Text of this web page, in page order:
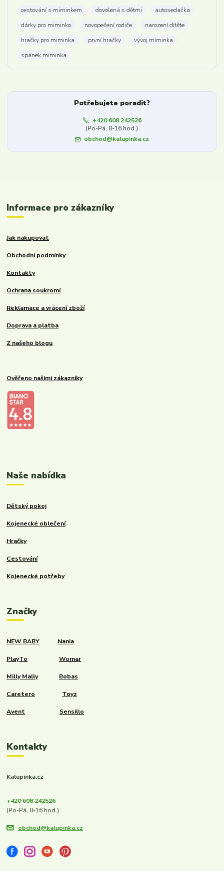
cestování s miminkem
dovolená s dětmi
autosedačka
dárky pro miminko
novopečení rodiče
narození dítěte
hračky pro miminka
první hračky
vývoj miminka
spánek miminka
Potřebujete poradit?
+420 608 242526
(Po-Pá, 8-16 hod.)
obchod@kalupinka.cz
Informace pro zákazníky
Jak nakupovat
Obchodní podmínky
Kontakty
Ochrana soukromí
Reklamace a vrácení zboží
Doprava a platba
Z našeho blogu
Ověřeno našimi zákazníky
Naše nabídka
Dětský pokoj
Kojenecké oblečení
Hračky
Cestování
Kojenecké potřeby
Značky
NEW BABY Nania
PlayTo Womar
Milly Mally Bobas
Caretero Toyz
Avent Sensillo
Kontakty
Kalupinka.cz
+420 608 242526
(Po-Pá, 8-16 hod.)
obchod@kalupinka.cz